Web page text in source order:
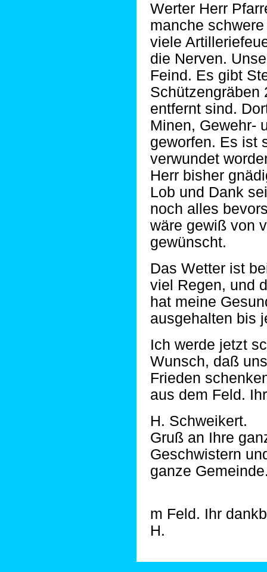
Werter Herr
manche
viele
die Nerven.
Feind. Es gibt
Schützengräben
entfernt sind.
Minen, Gewehr-
geworfen. Es ist
verwundet
Herr bisher
Lob und Dank
noch alles
wäre gewiß von
gewünscht.
Das Wetter ist
viel Regen, und
hat meine
ausgehalten bis
Ich werde jetzt
Wunsch, daß
Frieden
aus dem Feld.
H. Schweikert.
Gruß an Ihre
Geschwistern
ganze
m Feld. Ihr
H.